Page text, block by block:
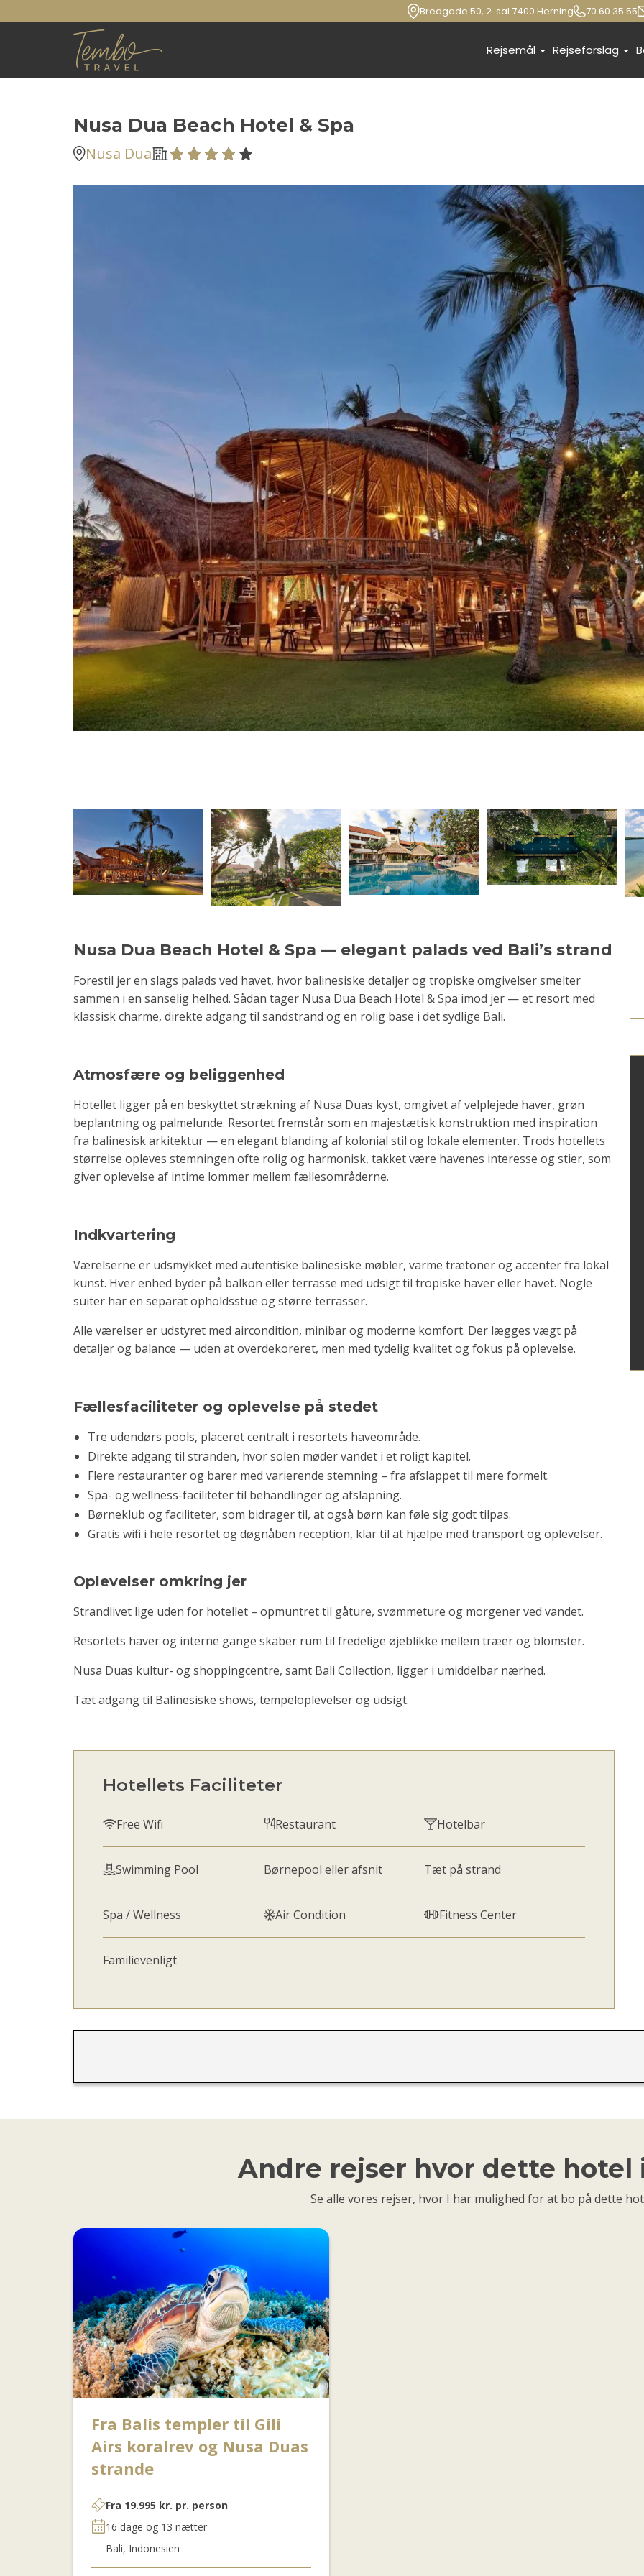
Bredgade 50, 2. sal 7400 Herning 70 60 35 55
Rejsemål Rejseforslag
Nusa Dua Beach Hotel & Spa
Nusa Dua
Nusa Dua Beach Hotel & Spa — elegant palads ved Bali’s strand
Forestil jer en slags palads ved havet, hvor balinesiske detaljer og tropiske omgivelser smelter
sammen i en sanselig helhed. Sådan tager Nusa Dua Beach Hotel & Spa imod jer — et resort med
klassisk charme, direkte adgang til sandstrand og en rolig base i det sydlige Bali.
Atmosfære og beliggenhed
Hotellet ligger på en beskyttet strækning af Nusa Duas kyst, omgivet af velplejede haver, grøn
beplantning og palmelunde. Resortet fremstår som en majestætisk konstruktion med inspiration
fra balinesisk arkitektur — en elegant blanding af kolonial stil og lokale elementer. Trods hotellets
størrelse opleves stemningen ofte rolig og harmonisk, takket være havenes interesse og stier, som
giver oplevelse af intime lommer mellem fællesområderne.
Indkvartering
Værelserne er udsmykket med autentiske balinesiske møbler, varme trætoner og accenter fra lokal
kunst. Hver enhed byder på balkon eller terrasse med udsigt til tropiske haver eller havet. Nogle
suiter har en separat opholdsstue og større terrasser.
Alle værelser er udstyret med aircondition, minibar og moderne komfort. Der lægges vægt på
detaljer og balance — uden at overdekoreret, men med tydelig kvalitet og fokus på oplevelse.
Fællesfaciliteter og oplevelse på stedet
Tre udendørs pools, placeret centralt i resortets haveområde.
Direkte adgang til stranden, hvor solen møder vandet i et roligt kapitel.
Flere restauranter og barer med varierende stemning – fra afslappet til mere formelt.
Spa- og wellness-faciliteter til behandlinger og afslapning.
Børneklub og faciliteter, som bidrager til, at også børn kan føle sig godt tilpas.
Gratis wifi i hele resortet og døgnåben reception, klar til at hjælpe med transport og oplevelser.
Oplevelser omkring jer
Strandlivet lige uden for hotellet – opmuntret til gåture, svømmeture og morgener ved vandet.
Resortets haver og interne gange skaber rum til fredelige øjeblikke mellem træer og blomster.
Nusa Duas kultur- og shoppingcentre, samt Bali Collection, ligger i umiddelbar nærhed.
Tæt adgang til Balinesiske shows, tempeloplevelser og udsigt.
Hotellets Faciliteter
Free Wifi Restaurant Hotelbar
Swimming Pool Børnepool eller afsnit Tæt på strand
Spa / Wellness Air Condition Fitness Center
Familievenligt
Andre rejser hvor dette hotel
Se alle vores rejser, hvor I har mulighed for at bo på dette
Fra Balis templer til Gili
Airs koralrev og Nusa Duas
strande
Fra 19.995 kr. pr. person
16 dage og 13 nætter
Bali, Indonesien